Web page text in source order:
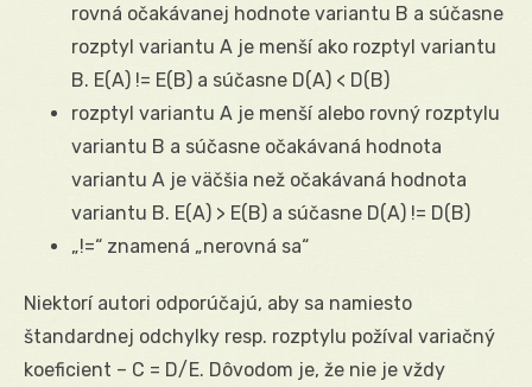
rovná očakávanej hodnote variantu B a súčasne
rozptyl variantu A je menší ako rozptyl variantu
B. E(A) != E(B) a súčasne D(A) < D(B)
rozptyl variantu A je menší alebo rovný rozptylu
variantu B a súčasne očakávaná hodnota
variantu A je väčšia než očakávaná hodnota
variantu B. E(A) > E(B) a súčasne D(A) != D(B)
„!=“ znamená „nerovná sa“
Niektorí autori odporúčajú, aby sa namiesto
štandardnej odchylky resp. rozptylu požíval variačný
koeficient – C = D/E. Dôvodom je, že nie je vždy